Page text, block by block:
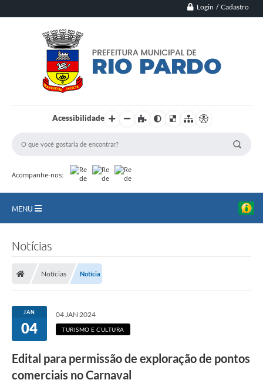
Login / Cadastro
Acessibilidade
Acompanhe-nos:
MENU
ACESSO À INFORMAÇÃO
Publicações Oficiais
Turismo
Notícias
Notícias
Notícias Notícia
JAN
04
04 JAN 2024
TURISMO E CULTURA
Edital para permissão de exploração de pontos
comerciais no Carnaval